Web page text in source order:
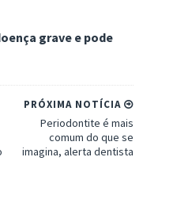
grave e pode
PRÓXIMA NOTÍCIA
Periodontite é mais
comum do que se
imagina, alerta dentista